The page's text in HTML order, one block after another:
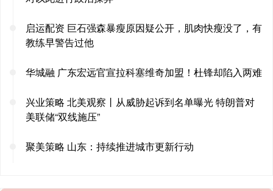
启运配资 巨石强森暴瘦原因疑公开，肌肉快瘦没了，有
教练早警告过他
华城融 广东宏远官宣拉科塞维奇加盟！杜锋却陷入两难
兴业策略 北美观察丨从威胁起诉到名单曝光 特朗普对
美联储“双线施压”
聚美策略 山东：持续推进城市更新行动